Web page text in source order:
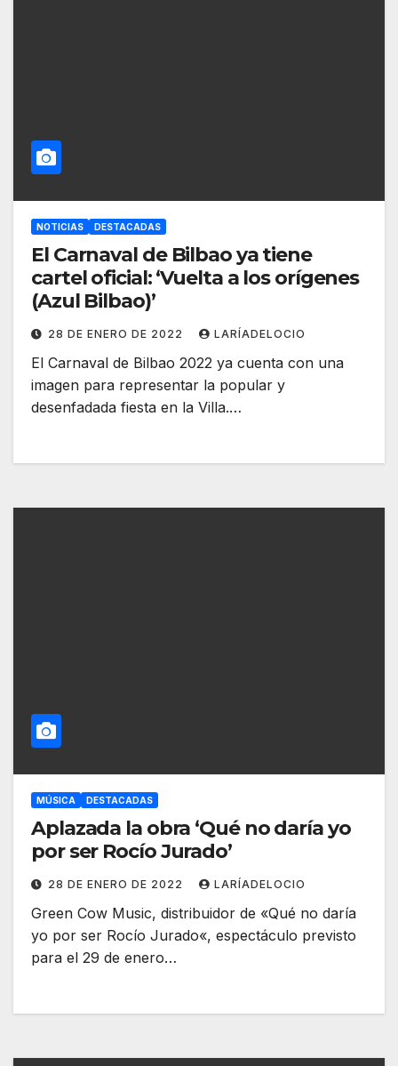
NOTICIAS DESTACADAS
El Carnaval de Bilbao ya tiene
cartel oficial: ‘Vuelta a los orígenes
(Azul Bilbao)’
28 DE ENERO DE 2022 LARÍADELOCIO
El Carnaval de Bilbao 2022 ya cuenta con una
imagen para representar la popular y
desenfadada fiesta en la Villa.…
MÚSICA DESTACADAS
Aplazada la obra ‘Qué no daría yo
por ser Rocío Jurado’
28 DE ENERO DE 2022 LARÍADELOCIO
Green Cow Music, distribuidor de «Qué no daría
yo por ser Rocío Jurado«, espectáculo previsto
para el 29 de enero…